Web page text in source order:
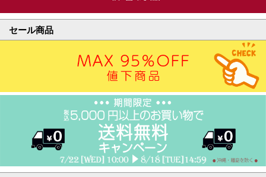
セール商品